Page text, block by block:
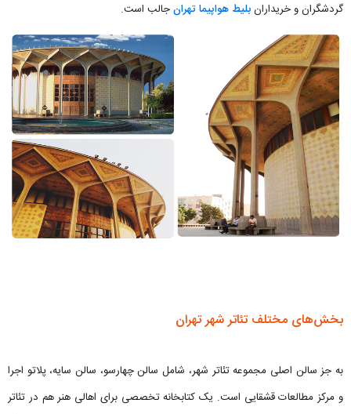
گردشگران و خریدارانبلیط هواپیما تهرانجالب است.
بخش‌های مختلف تئاتر شهر تهران
به جز سالن اصلی مجموعه تئاتر شهر، شامل سالن چهارسو، سالن سایه، پلاتو اجرا
و مرکز مطالعات قشقایی است. یک کتابخانه تخصصی برای اهالی هنر هم در تئاتر